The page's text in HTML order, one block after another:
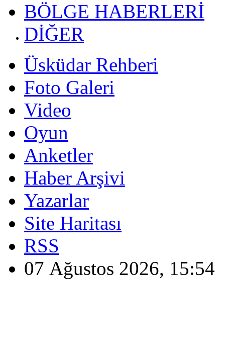
BÖLGE HABERLERİ
DİĞER
Üsküdar Rehberi
Foto Galeri
Video
Oyun
Anketler
Haber Arşivi
Yazarlar
Site Haritası
RSS
07 Ağustos 2026, 15:54